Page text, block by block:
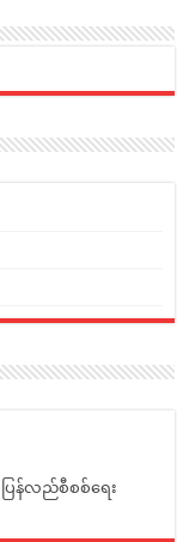
ပြန်လည်စီစစ်ရေး